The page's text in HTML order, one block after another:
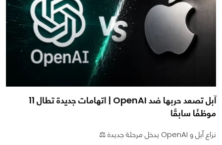
آبل تصعد حربها ضد OpenAI | اتهامات جديدة تطال 11
موظفًا سابقًا
نزاع آبل و OpenAI يدخل مرحلة جديدة ⚖️